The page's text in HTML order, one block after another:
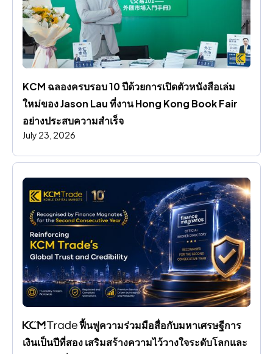
KCM ฉลองครบรอบ 10 ปีด้วยการเปิดตัวหนังสือเล่ม
ใหม่ของ Jason Lau ที่งาน Hong Kong Book Fair
อย่างประสบความสําเร็จ
July 23, 2026
ฟื้นฟูความร่วมมือสื่อกับมหาเศรษฐีการ
เงินเป็นปีที่สอง เสริมสร้างความไว้วางใจระดับโลกและ